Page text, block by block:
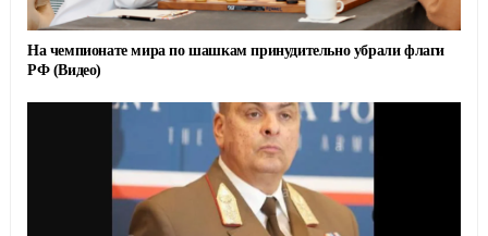
На чемпионате мира по шашкам принудительно убрали флаги
РФ (Видео)